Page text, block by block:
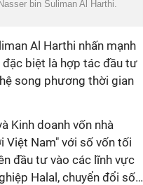
bin Suliman Al Harthi.
Al Harthi nhấn mạnh
biệt là hợp tác đầu tư
song phương thời gian
Kinh doanh vốn nhà
Việt Nam" với số vốn tối
đầu tư vào các lĩnh vực
Halal, chuyển đổi số…